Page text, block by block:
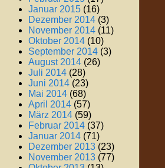
Januar 2015 (16)
Dezember 2014 (3)
November 2014 (11)
Oktober 2014 (10)
September 2014 (3)
August 2014 (26)
Juli 2014 (28)
Juni 2014 (23)
Mai 2014 (68)
April 2014 (57)
März 2014 (59)
Februar 2014 (37)
Januar 2014 (71)
Dezember 2013 (23)
November 2013 (77)